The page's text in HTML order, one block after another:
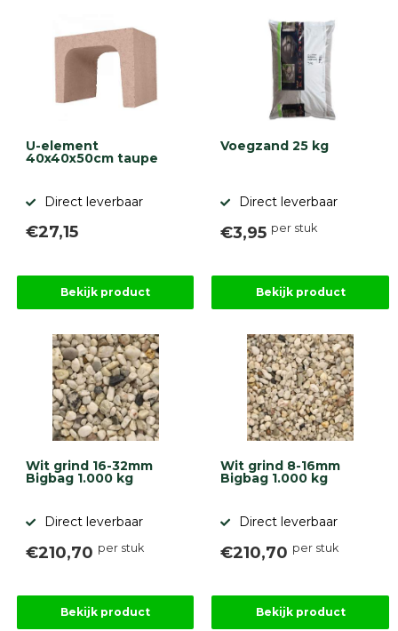
Tuinaarde
Halfverharding
betonelementen
Kunstgras
Aanbiedingen
(informatie)
9.1
ervaringen
U-element
40x40x50cm taupe
Direct leverbaar
€27,15
Bekijk product
Voegzand 25 kg
Direct leverbaar
€3,95 per stuk
Bekijk product
Wit grind 16-32mm
Bigbag 1.000 kg
Direct leverbaar
€210,70 per stuk
Bekijk product
Wit grind 8-16mm
Bigbag 1.000 kg
Direct leverbaar
€210,70 per stuk
Bekijk product